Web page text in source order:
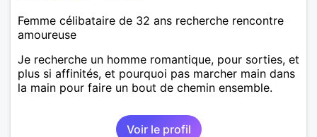
Femme célibataire de 32 ans recherche rencontre
amoureuse
Je recherche un homme romantique, pour sorties, et
plus si affinités, et pourquoi pas marcher main dans
la main pour faire un bout de chemin ensemble.
Voir le profil